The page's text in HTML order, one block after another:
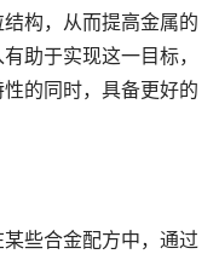
构，从而提高金属的
助于实现这一目标，
的同时，具备更好的
些合金配方中，通过